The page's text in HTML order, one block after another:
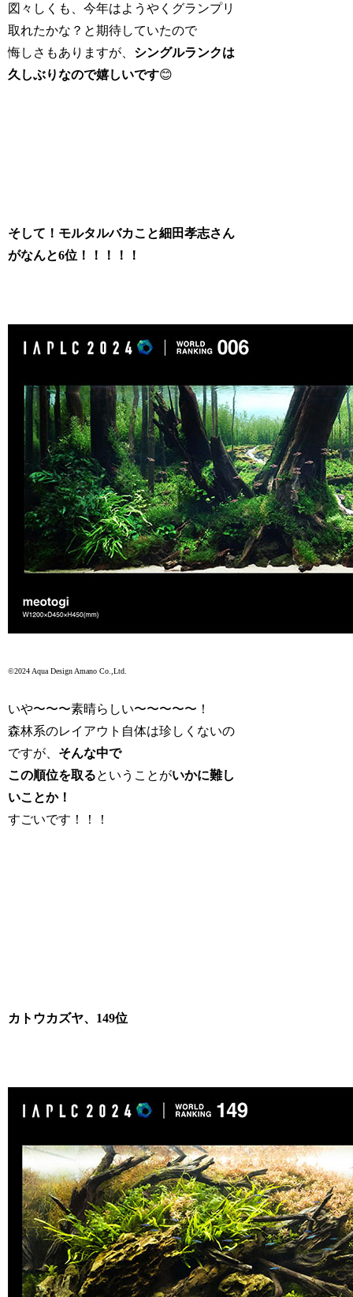
図々しくも、今年はようやくグランプリ
取れたかな？と期待していたので
悔しさもありますが、 シングルランクは
久しぶりなので嬉しいです😊
そして！モルタルバカこと細田孝志さん
がなんと6位！！！！！
©2024 Aqua Design Amano Co.,Ltd.
いや〜〜〜素晴らしい〜〜〜〜〜！
森林系のレイアウト自体は珍しくないの
ですが、 そんな中で
この順位を取るということがいかに難し
いことか！
すごいです！！！
カトウカズヤ、149位